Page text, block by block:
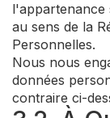
l'appartenance
au sens de la
Personnelles.
Nous nous
données
contraire ci-